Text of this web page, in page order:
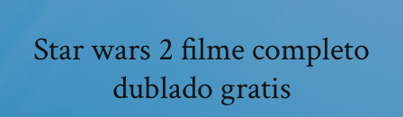
Star wars 2 filme completo
dublado gratis